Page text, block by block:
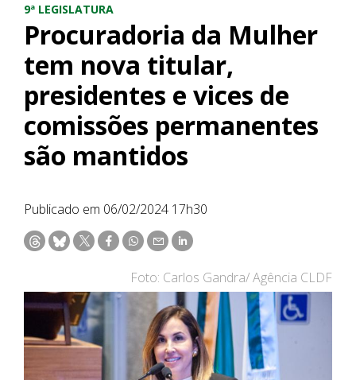
9ª LEGISLATURA
Procuradoria da Mulher
tem nova titular,
presidentes e vices de
comissões permanentes
são mantidos
Publicado em 06/02/2024 17h30
Foto: Carlos Gandra/ Agência CLDF